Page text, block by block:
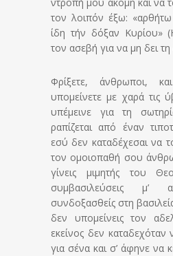
τον λοιπόν έξω:
ίδη τήν δόξαν Κυρίου»
τον ασεβή για να μη δει
Φρίξετε, άνθρωποι,
υπομείνετε με χαρά τις
υπέμεινε για τη
ραπίζεται από έναν
εσύ δεν καταδέχεσαι να
τον ομοιοπαθή σου
γίνεις μιμητής του
συμβασιλεύσεις
συνδοξασθείς στη
δεν υπομείνεις τον
εκείνος δεν καταδεχόταν
για σένα και σ’ άφηνε να